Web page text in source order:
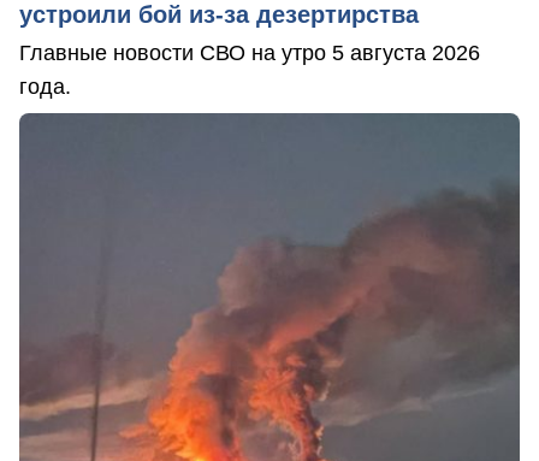
устроили бой из-за дезертирства
Главные новости СВО на утро 5 августа 2026
года.